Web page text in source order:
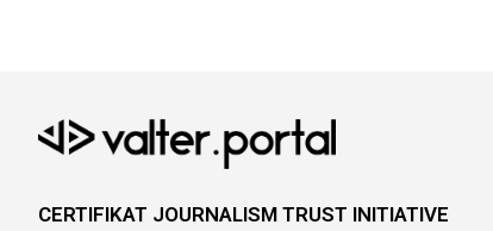
CERTIFIKAT JOURNALISM TRUST INITIATIVE